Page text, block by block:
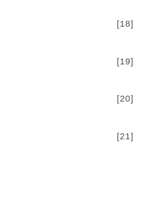
[18]
[19]
[20]
[21]